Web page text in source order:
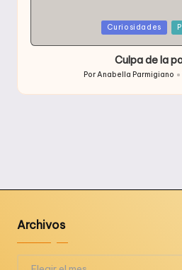
Curiosidades
Culpa de la
Publicado
por
PorAnabella Parmigiano
Archivos